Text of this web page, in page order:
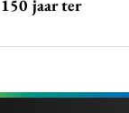
jaar ter